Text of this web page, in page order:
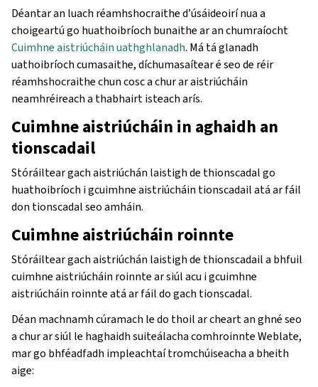
Déantar an luach réamhshocraithe d’úsáideoirí nua a
choigeartú go huathoibríoch bunaithe ar an chumraíocht
Cuimhne aistriúcháin uathghlanadh. Má tá glanadh
uathoibríoch cumasaithe, díchumasaítear é seo de réir
réamhshocraithe chun cosc a chur ar aistriúcháin
neamhréireach a thabhairt isteach arís.
Cuimhne aistriúcháin in aghaidh an
tionscadail
Stóráiltear gach aistriúchán laistigh de thionscadal go
huathoibríoch i gcuimhne aistriúcháin tionscadail atá ar fáil
don tionscadal seo amháin.
Cuimhne aistriúcháin roinnte
Stóráiltear gach aistriúchán laistigh de thionscadail a bhfuil
cuimhne aistriúcháin roinnte ar siúl acu i gcuimhne
aistriúcháin roinnte atá ar fáil do gach tionscadal.
Déan machnamh cúramach le do thoil ar cheart an ghné seo
a chur ar siúl le haghaidh suiteálacha comhroinnte Weblate,
mar go bhféadfadh impleachtaí tromchúiseacha a bheith
aige: